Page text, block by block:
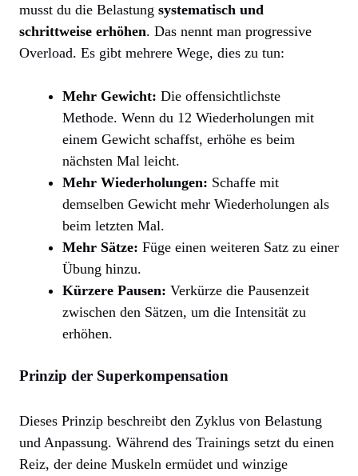
musst du die Belastung systematisch und
schrittweise erhöhen. Das nennt man progressive
Overload. Es gibt mehrere Wege, dies zu tun:
Mehr Gewicht: Die offensichtlichste
Methode. Wenn du 12 Wiederholungen mit
einem Gewicht schaffst, erhöhe es beim
nächsten Mal leicht.
Mehr Wiederholungen: Schaffe mit
demselben Gewicht mehr Wiederholungen als
beim letzten Mal.
Mehr Sätze: Füge einen weiteren Satz zu einer
Übung hinzu.
Kürzere Pausen: Verkürze die Pausenzeit
zwischen den Sätzen, um die Intensität zu
erhöhen.
Prinzip der Superkompensation
Dieses Prinzip beschreibt den Zyklus von Belastung
und Anpassung. Während des Trainings setzt du einen
Reiz, der deine Muskeln ermüdet und winzige